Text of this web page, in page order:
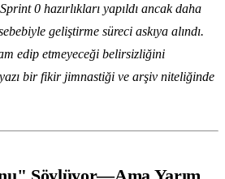
0 hazırlıkları yapıldı ancak daha
geliştirme süreci askıya alındı.
edip etmeyeceği belirsizliğini
bir fikir jimnastiği ve arşiv niteliğinde